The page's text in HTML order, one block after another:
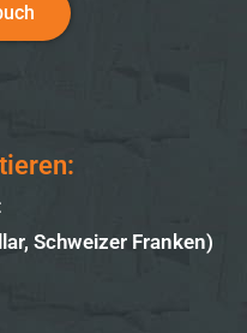
Schweizer Franken)